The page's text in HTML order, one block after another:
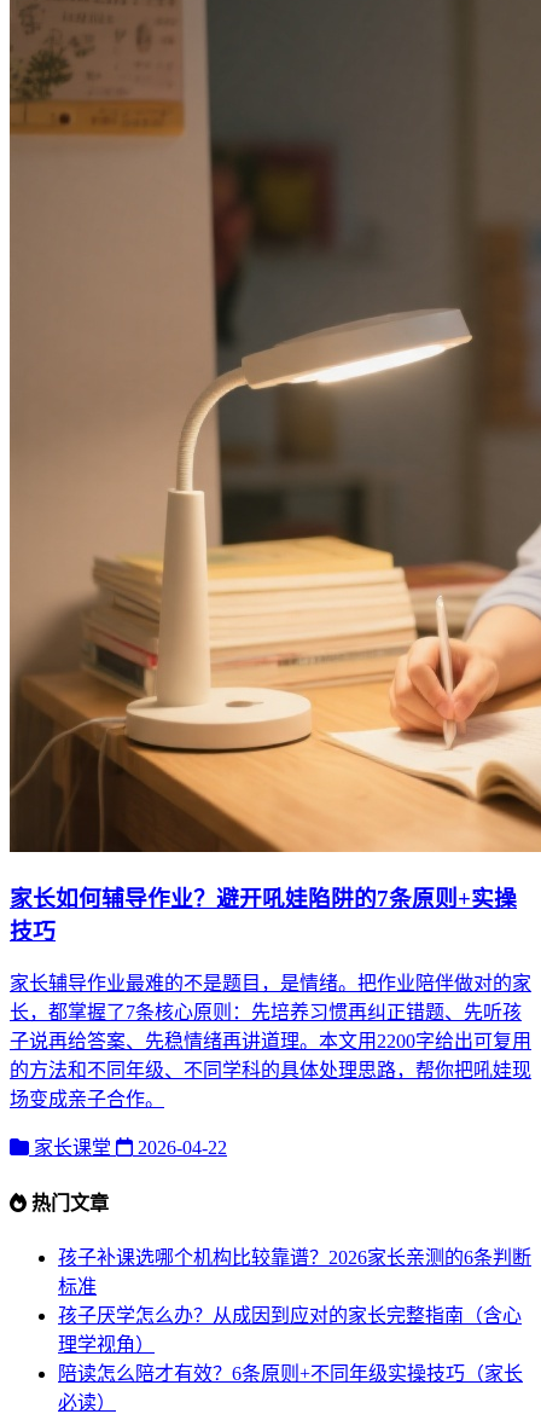
家长如何辅导作业？避开吼娃陷阱的7条原则+实操
技巧
家长辅导作业最难的不是题目，是情绪。把作业陪伴做对的家
长，都掌握了7条核心原则：先培养习惯再纠正错题、先听孩
子说再给答案、先稳情绪再讲道理。本文用2200字给出可复用
的方法和不同年级、不同学科的具体处理思路，帮你把吼娃现
场变成亲子合作。
家长课堂 2026-04-22
热门文章
孩子补课选哪个机构比较靠谱？2026家长亲测的6条判断
标准
孩子厌学怎么办？从成因到应对的家长完整指南（含心
理学视角）
陪读怎么陪才有效？6条原则+不同年级实操技巧（家长
必读）